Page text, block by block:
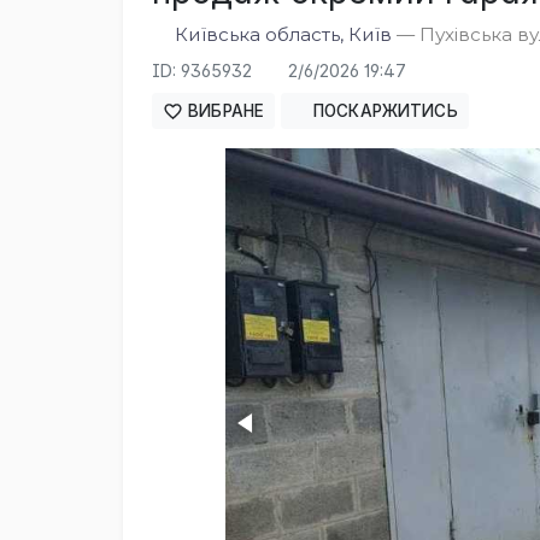
Київська область, Київ — Пухівська
ID: 9365932 2/6/2026 19:47
ВИБРАНЕ ПОСКАРЖИТИСЬ